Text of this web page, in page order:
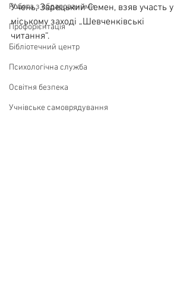
Робота з обдарованими
Профорієнтація
Бібліотечний центр
Психологічна служба
Освітня безпека
Учнівське самоврядування
Учень, Зарецький Семен, взяв участь у
міському заході „Шевченківські
читання“.